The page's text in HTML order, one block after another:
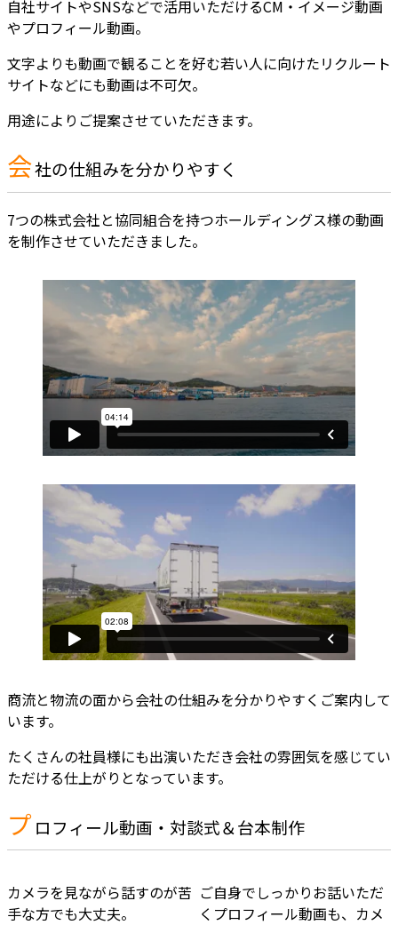
自社サイトやSNSなどで活用いただけるCM・イメージ動画
やプロフィール動画。
文字よりも動画で観ることを好む若い人に向けたリクルート
サイトなどにも動画は不可欠。
用途によりご提案させていただきます。
会社の仕組みを分かりやすく
7つの株式会社と協同組合を持つホールディングス様の動画
を制作させていただきました。
商流と物流の面から会社の仕組みを分かりやすくご案内して
います。
たくさんの社員様にも出演いただき会社の雰囲気を感じてい
ただける仕上がりとなっています。
プロフィール動画・対談式＆台本制作
カメラを見ながら話すのが苦
手な方でも大丈夫。
ご自身でしっかりお話いただ
くプロフィール動画も、カメ